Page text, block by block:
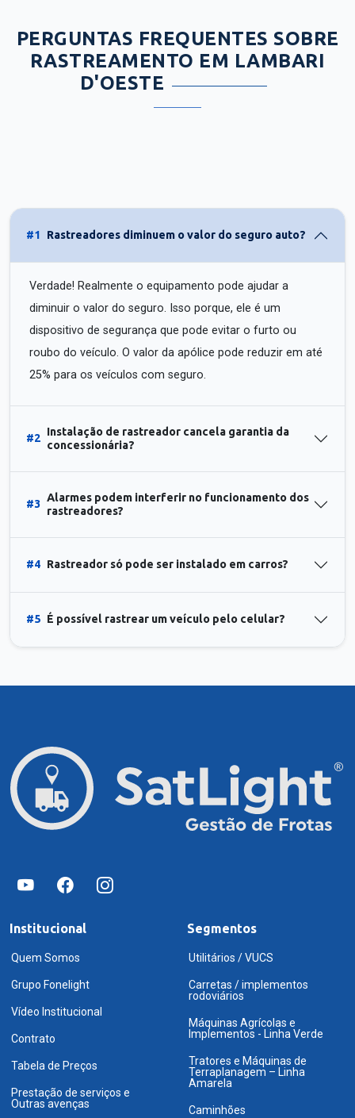
PERGUNTAS FREQUENTES SOBRE
RASTREAMENTO EM LAMBARI
D'OESTE
#1 Rastreadores diminuem o valor do seguro auto?
Verdade! Realmente o equipamento pode ajudar a
diminuir o valor do seguro. Isso porque, ele é um
dispositivo de segurança que pode evitar o furto ou
roubo do veículo. O valor da apólice pode reduzir em até
25% para os veículos com seguro.
#2
Instalação de rastreador cancela garantia da
concessionária?
#3
Alarmes podem interferir no funcionamento dos
rastreadores?
#4 Rastreador só pode ser instalado em carros?
#5 É possível rastrear um veículo pelo celular?
Institucional
Quem Somos
Grupo Fonelight
Vídeo Institucional
Contrato
Tabela de Preços
Prestação de serviços e
Outras avenças
Segmentos
Utilitários / VUCS
Carretas / implementos
rodoviários
Máquinas Agrícolas e
Implementos - Linha Verde
Tratores e Máquinas de
Terraplanagem – Linha
Amarela
Caminhões